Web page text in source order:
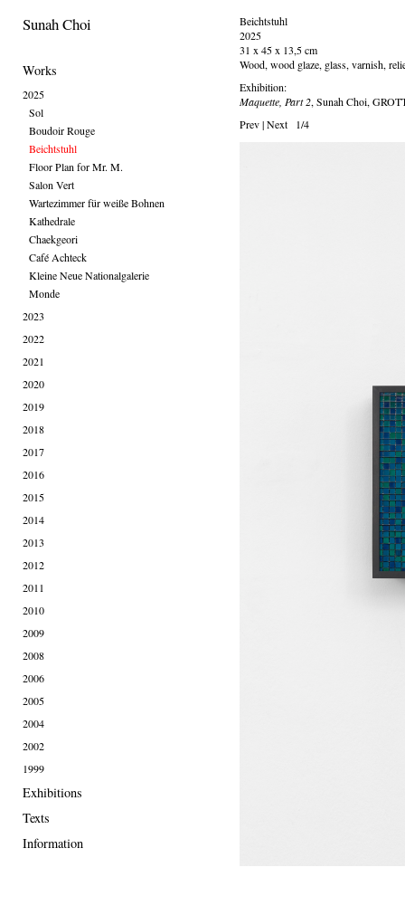
Sunah Choi
Works
2025
Sol
Boudoir Rouge
Beichtstuhl
Floor Plan for Mr. M.
Salon Vert
Wartezimmer für weiße Bohnen
Kathedrale
Chaekgeori
Café Achteck
Kleine Neue Nationalgalerie
Monde
2023
2022
2021
2020
2019
2018
2017
2016
2015
2014
2013
2012
2011
2010
2009
2008
2006
2005
2004
2002
1999
Exhibitions
Texts
Information
Beichtstuhl
2025
31 x 45 x 13,5 cm
Wood, wood glaze, glass, varnish,
Exhibition:
Maquette, Part 2, Sunah Choi,
Prev|Next 1/4